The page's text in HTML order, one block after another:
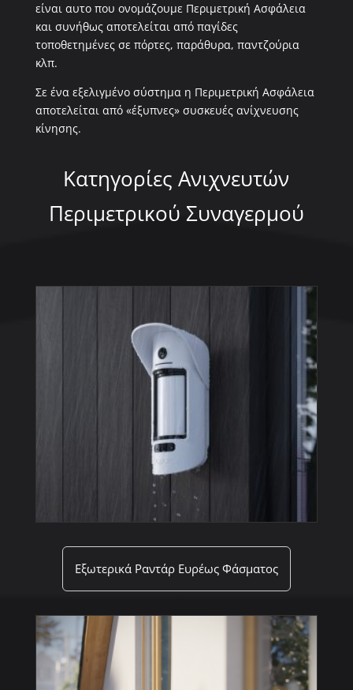
είναι αυτο που ονομάζουμε Περιμετρική Ασφάλεια
και συνήθως αποτελείται από παγίδες
τοποθετημένες σε πόρτες, παράθυρα, παντζούρια
κλπ.
Σε ένα εξελιγμένο σύστημα η Περιμετρική Ασφάλεια
αποτελείται από «έξυπνες» συσκευές ανίχνευσης
κίνησης.
Κατηγορίες Ανιχνευτών
Περιμετρικού Συναγερμού
Εξωτερικά Ραντάρ Ευρέως Φάσματος